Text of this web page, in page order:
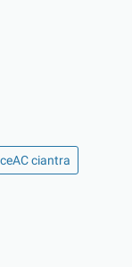
ciantra